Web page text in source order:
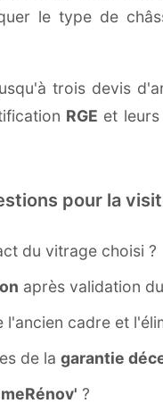
le type de
trois devis
RGE et
pour la
du vitrage choisi ?
après validation
cadre et
de la garantie
?